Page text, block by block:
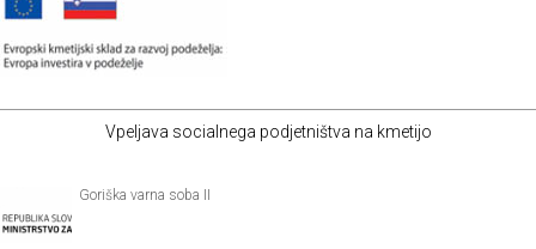
Vpeljava socialnega podjetništva na kmetijo
Goriška varna soba II